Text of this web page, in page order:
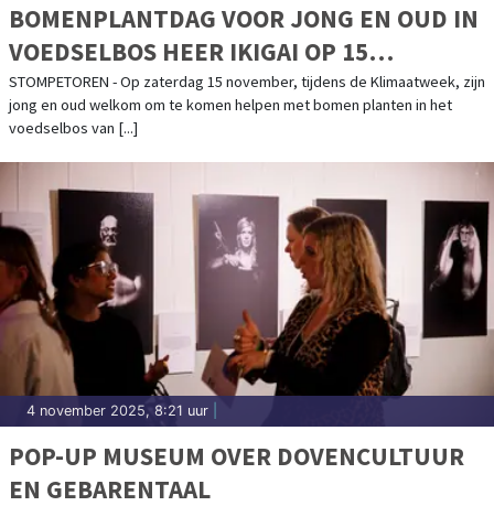
BOMENPLANTDAG VOOR JONG EN OUD IN
VOEDSELBOS HEER IKIGAI OP 15
NOVEMBER, MET POMPOENSOEP EN
WARME CHAI
STOMPETOREN - Op zaterdag 15 november, tijdens de Klimaatweek, zijn
jong en oud welkom om te komen helpen met bomen planten in het
voedselbos van [...]
4 november 2025, 8:21 uur
POP-UP MUSEUM OVER DOVENCULTUUR
EN GEBARENTAAL